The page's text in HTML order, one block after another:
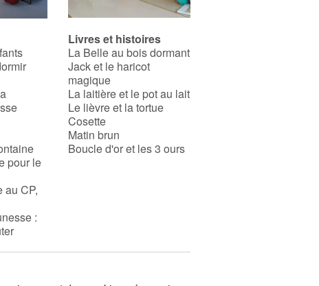
pour le
au CP,
:
Livres et histoires
La Belle au bois dormant
Jack et le haricot
magique
La laitière et le pot au lait
Le lièvre et la tortue
Cosette
Matin brun
Boucle d'or et les 3 ours